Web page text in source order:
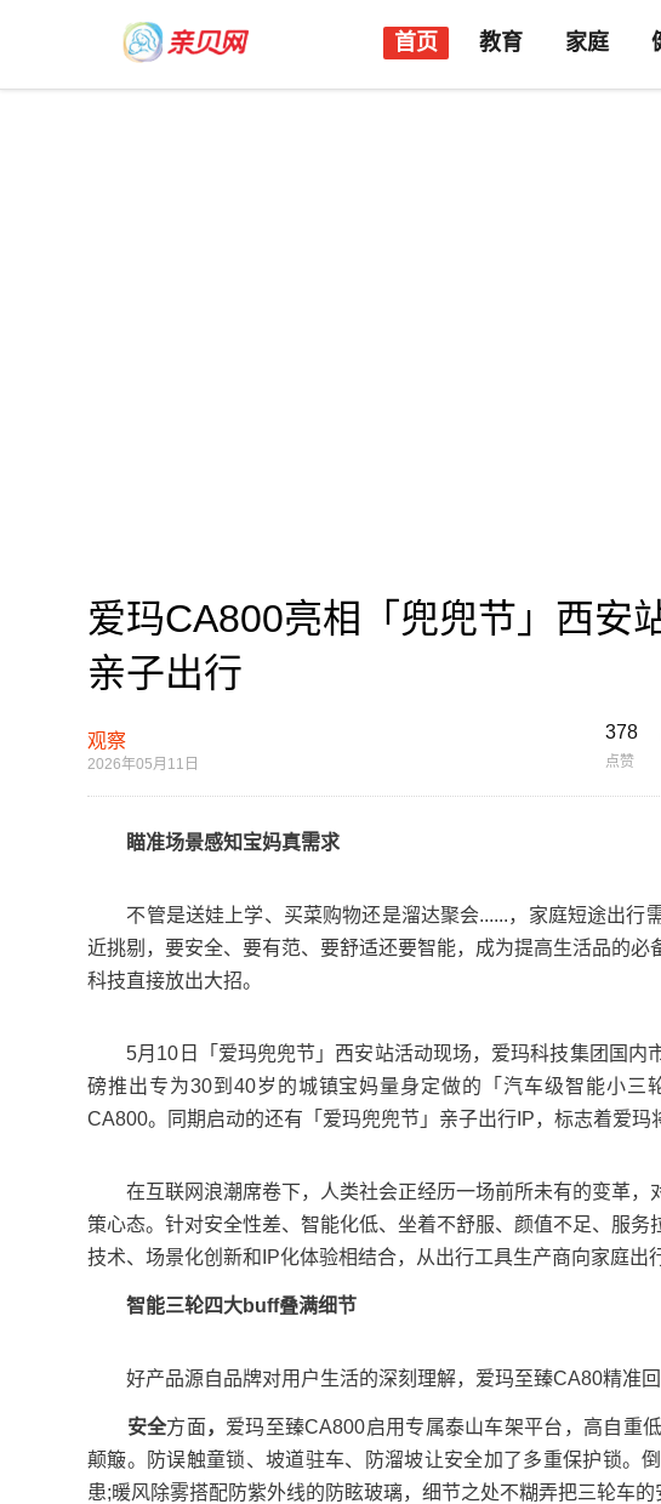
首页 教育 家庭
爱玛CA800亮相「兜兜节」西安
亲子出行
观察
2026年05月11日
378
点赞
瞄准场景感知宝妈真需求
不管是送娃上学、买菜购物还是溜达聚会......，家庭短途出行
近挑剔，要安全、要有范、要舒适还要智能，成为提高生活品的
科技直接放出大招。
5月10日「爱玛兜兜节」西安站活动现场，爱玛科技集团国内
磅推出专为30到40岁的城镇宝妈量身定做的「汽车级智能小三
CA800。同期启动的还有「爱玛兜兜节」亲子出行IP，标志着爱玛
在互联网浪潮席卷下，人类社会正经历一场前所未有的变革，
策心态。针对安全性差、智能化低、坐着不舒服、颜值不足、服
技术、场景化创新和IP化体验相结合，从出行工具生产商向家庭出
智能三轮四大buff叠满细节
好产品源自品牌对用户生活的深刻理解，爱玛至臻CA80精准回
安全方面， 爱玛至臻CA800启用专属泰山车架平台，高自重
颠簸。防误触童锁、坡道驻车、防溜坡让安全加了多重保护锁。
患;暖风除雾搭配防紫外线的防眩玻璃，细节之处不糊弄把三轮车的